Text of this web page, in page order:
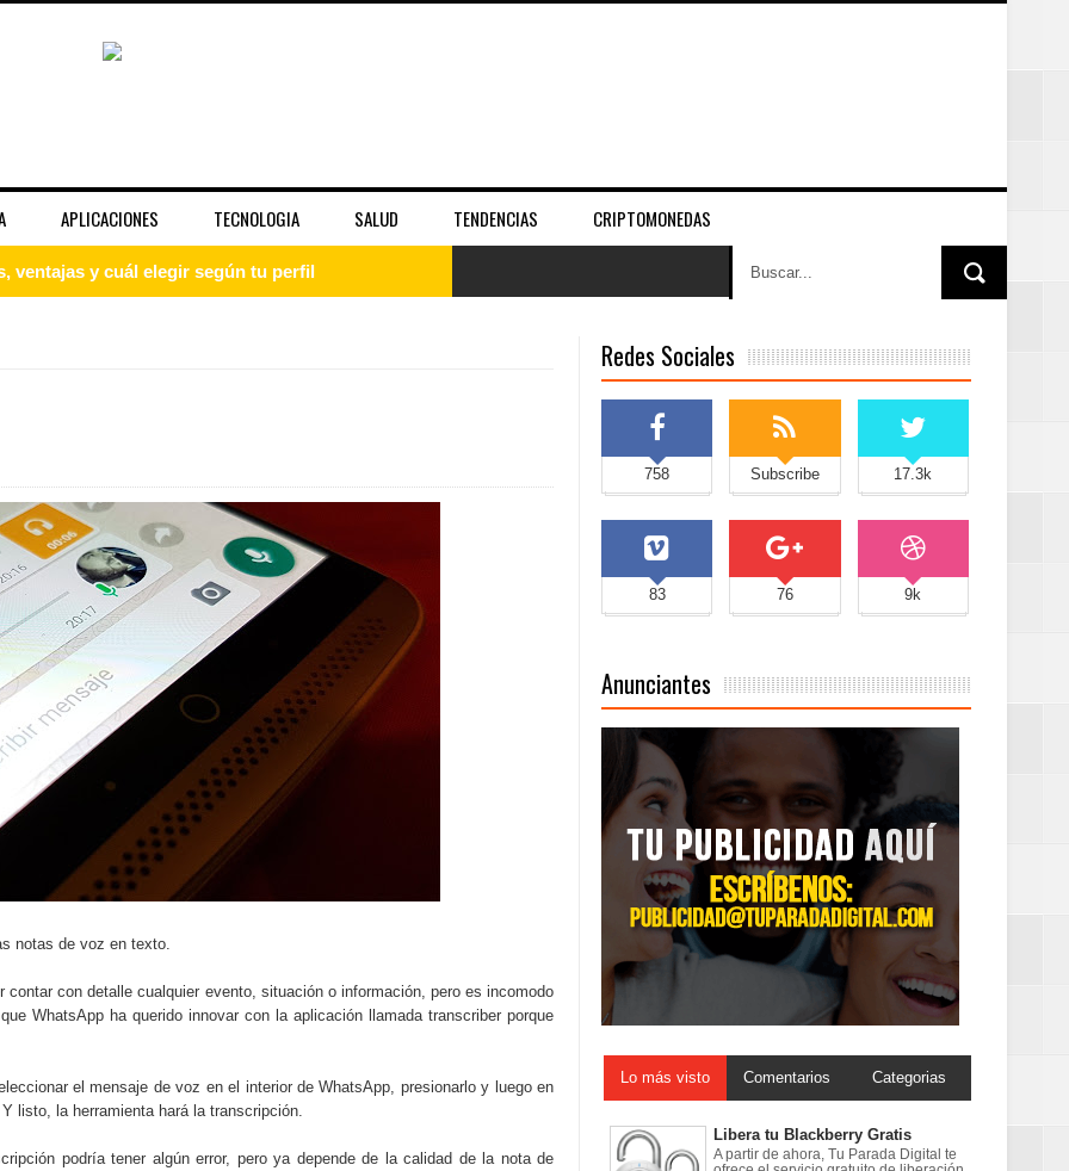
APLICACIONES TECNOLOGIA SALUD TENDENCIAS CRIPTOMONEDAS
paso a paso para principiantes
fama y la imagen pública de las celebridades
bien y cuándo no es suficiente
el consumo de noticias en internet
personales: cómo funcionan y qué ofrecen
artificial sin ser experto
de la semana explicada sin tecnicismos
en internet y qué viene después
se convierte en tendencia global
recomendación musical en plataformas digitales
y cómo funciona actualmente
el consumo de noticias en internet
notas de voz en texto.
con detalle cualquier evento, situación o información, pero es incomodo
WhatsApp ha querido innovar con la aplicación llamada transcriber porque
el mensaje de voz en el interior de WhatsApp, presionarlo y luego en
listo, la herramienta hará la transcripción.
podría tener algún error, pero ya depende de la calidad de la nota de
Redes Sociales
758 Subscribe 17.3k
83 76 9k
Anunciantes
Lo más visto Comentarios Categorias
Libera tu Blackberry Gratis
A partir de ahora, Tu Parada Digital te